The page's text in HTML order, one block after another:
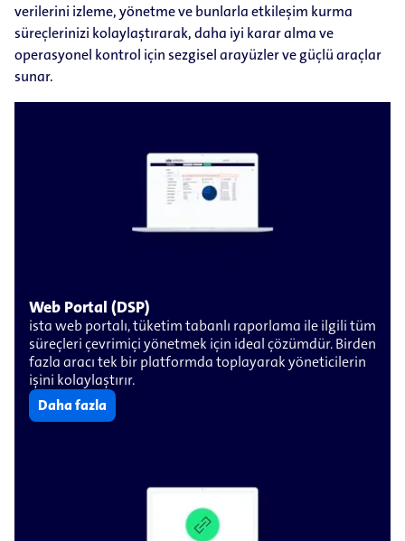
verilerini izleme, yönetme ve bunlarla etkileşim kurma
süreçlerinizi kolaylaştırarak, daha iyi karar alma ve
operasyonel kontrol için sezgisel arayüzler ve güçlü araçlar
sunar.
Web Portal (DSP)
ista web portalı, tüketim tabanlı raporlama ile ilgili tüm
süreçleri çevrimiçi yönetmek için ideal çözümdür. Birden
fazla aracı tek bir platformda toplayarak yöneticilerin
işini kolaylaştırır.
Daha fazla